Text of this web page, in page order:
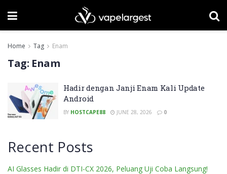
Home Tag Enam
Tag: Enam
Hadir dengan Janji Enam Kali Update
Android
BY HOSTCAPE88 JUNE 28, 2026 0
Recent Posts
AI Glasses Hadir di DTI-CX 2026, Peluang Uji Coba Langsung!